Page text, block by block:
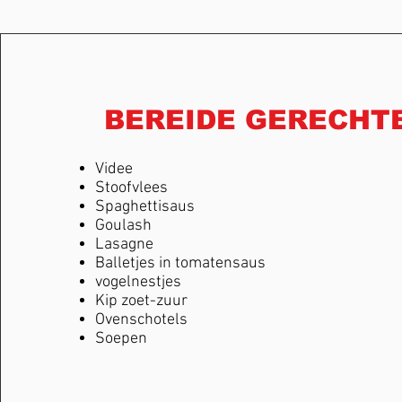
BEREIDE
Videe
Stoofvlees
Spaghettisaus
Goulash
Lasagne
Balletjes in tomatensaus
vogelnestjes
Kip zoet-zuur
Ovenschotels
Soepen